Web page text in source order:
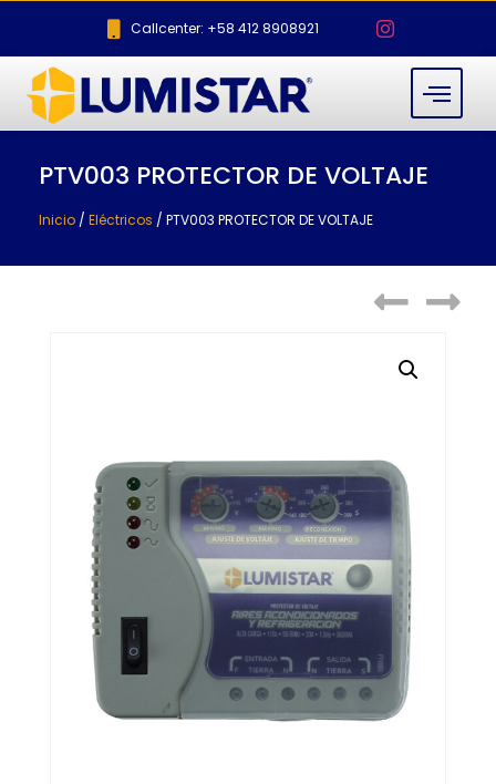
Callcenter: +58 412 8908921
PTV003 PROTECTOR DE VOLTAJE
Inicio / Eléctricos / PTV003 PROTECTOR DE VOLTAJE